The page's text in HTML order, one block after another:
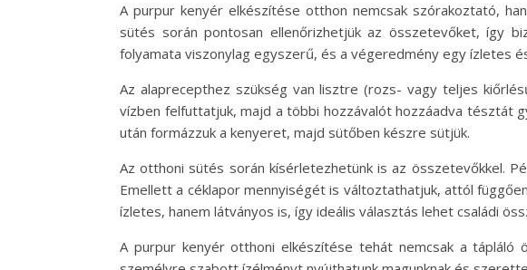
A purpur kenyér elkészítése otthon nemcsak szórakoztató,
sütés során pontosan ellenőrizhetjük az összetevőket, így
folyamata viszonylag egyszerű, és a végeredmény egy ízletes
Az alaprecepthez szükség van lisztre (rozs- vagy teljes
vízben felfuttatjuk, majd a többi hozzávalót hozzáadva tésztát
után formázzuk a kenyeret, majd sütőben készre sütjük.
Az otthoni sütés során kísérletezhetünk is az összetevőkkel.
Emellett a céklapor mennyiségét is változtathatjuk, attól
ízletes, hanem látványos is, így ideális választás lehet családi
A purpur kenyér otthoni elkészítése tehát nemcsak a tápláló